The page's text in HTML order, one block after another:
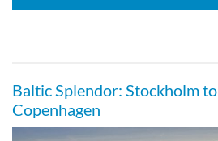
Baltic Splendor: Stockholm to
Copenhagen